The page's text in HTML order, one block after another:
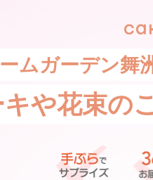
ムガーデン舞
や花束の